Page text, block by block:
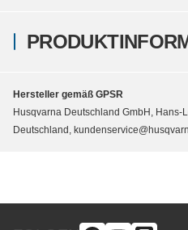
Hersteller gemäß GPSR
Husqvarna Deutschland GmbH, Hans-
Deutschland,